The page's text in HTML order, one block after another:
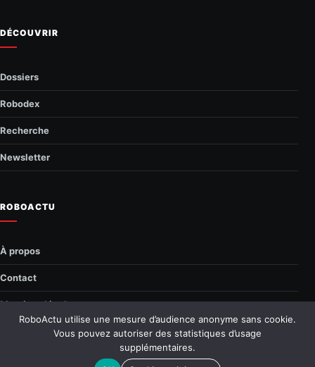
DÉCOUVRIR
Dossiers
Robodex
Recherche
Newsletter
ROBOACTU
À propos
Contact
Mentions légales
Confidentialité
Tous droits réservés
RoboActu utilise une mesure d’audience anonyme sans cookie.
Vous pouvez autoriser des statistiques d’usage
supplémentaires.